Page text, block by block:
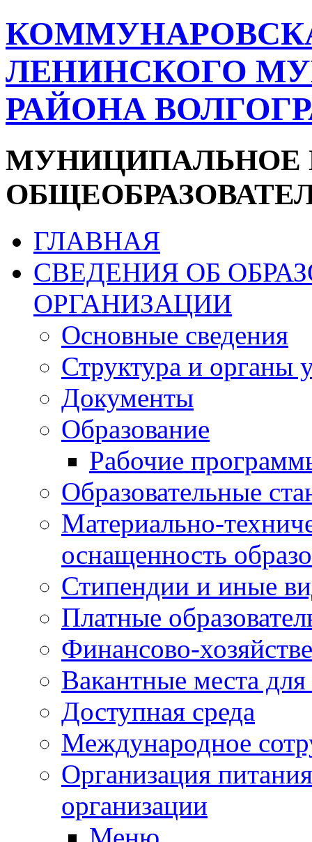
ЛЕНИНСКОГО
РАЙОНА
МУНИЦИПАЛЬНОЕ
ГЛАВНАЯ
СВЕДЕНИЯ ОБ
ОРГАНИЗАЦИИ
Основные сведения
Структура и органы
Документы
Образование
Рабочие
Образовательные
Материально-
оснащенность
Стипендии и иные
Платные
Финансово-
Вакантные места
Доступная среда
Международное
Организация
организации